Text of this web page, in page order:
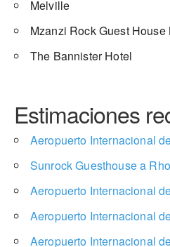
Melville
Mzanzi Rock Guest House
The Bannister Hotel
Estimaciones
Aeropuerto Internacional de Johannesburgo-
Sunrock Guesthouse a
Aeropuerto Internacional de Johannesburgo-Oliver
Aeropuerto Internacional de
Aeropuerto Internacional de